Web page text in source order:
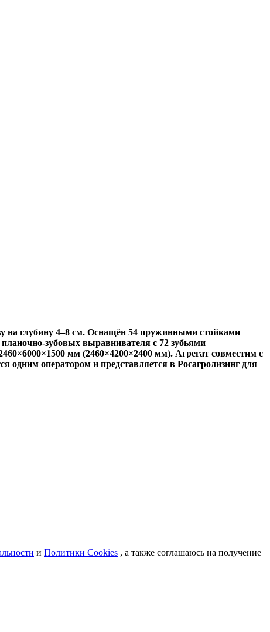
на глубину 4–8 см. Оснащён 54 пружинными стойками
зубовых выравнивателя с 72 зубьями
мм (2460×4200×2400 мм). Агрегат совместим с
одним оператором и представляется в Росагролизинг для
и Политики Cookies , а также соглашаюсь на получение